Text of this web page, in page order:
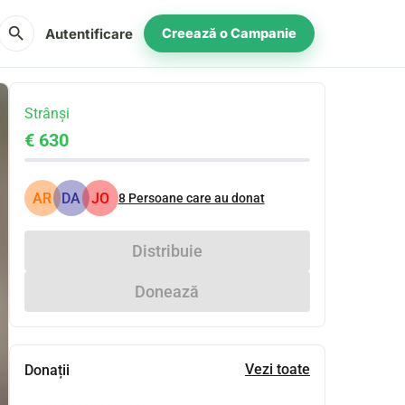
search Autentificare Creează o Campanie
Strânși
€ 630
AR DA JO 8 Persoane care au donat
Distribuie
Donează
Donații Vezi toate